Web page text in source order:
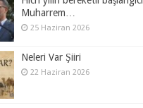
Muharrem…
25 Haziran 2026
Neleri Var Şiiri
22 Haziran 2026